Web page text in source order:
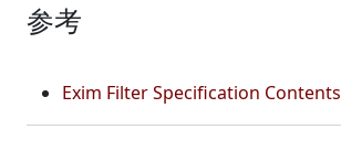
参考
Exim Filter Specification Contents